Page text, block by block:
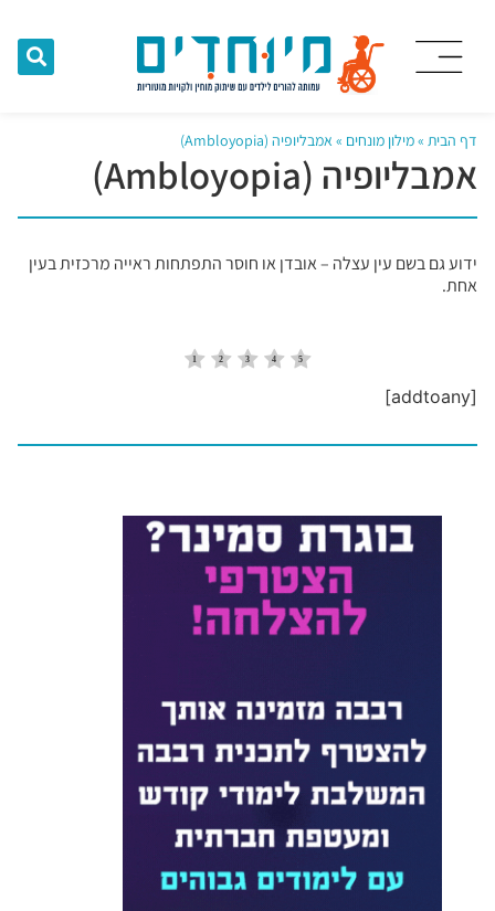
דף הבית »מילון מונחים » אמבליופיה (Ambloyopia)
אמבליופיה (Ambloyopia)
ידוע גם בשם עין עצלה – אובדן או חוסר התפתחות ראייה מרכזית בעין
אחת.
[addtoany]